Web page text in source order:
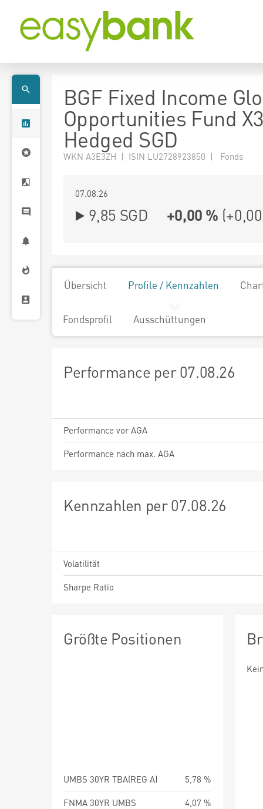
BGF Fixed Income
Opportunities Fund
Hedged SGD
WKN A3E3ZH | ISIN LU2728923850 | Fonds
07.08.26
9,85 SGD +0,00 % (+0,00
Übersicht Profile / Kennzahlen
Fondsprofil Ausschüttungen
Performance per 07.08.26
Performance vor AGA
Performance nach max. AGA
Kennzahlen per 07.08.26
Volatilität
Sharpe Ratio
Größte Positionen
UMBS 30YR TBA(REG A)
5,78 %
FNMA 30YR UMBS
4,07 %